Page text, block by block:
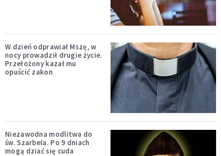
W dzień odprawiał Mszę, w
nocy prowadził drugie życie.
Przełożony kazał mu
opuścić zakon
Niezawodna modlitwa do
św. Szarbela. Po 9 dniach
mogą dziać się cuda